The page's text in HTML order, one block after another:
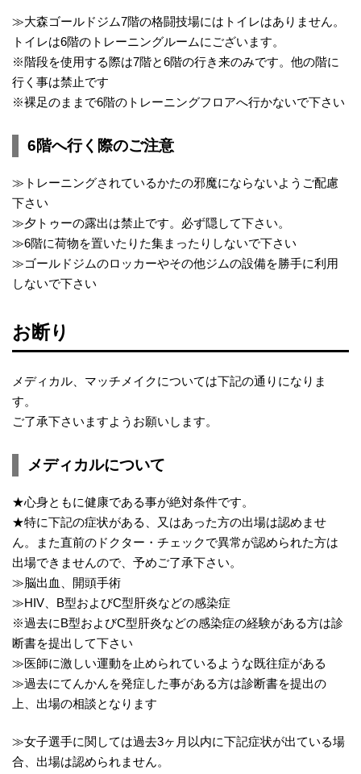
≫大森ゴールドジム7階の格闘技場にはトイレはありません。
トイレは6階のトレーニングルームにございます。
※階段を使用する際は7階と6階の行き来のみです。他の階に
行く事は禁止です
※裸足のままで6階のトレーニングフロアへ行かないで下さい
6階へ行く際のご注意
≫トレーニングされているかたの邪魔にならないようご配慮
下さい
≫夕トゥーの露出は禁止です。必ず隠して下さい。
≫6階に荷物を置いたりた集まったりしないで下さい
≫ゴールドジムのロッカーやその他ジムの設備を勝手に利用
しないで下さい
お断り
メディカル、マッチメイクについては下記の通りになりま
す。
ご了承下さいますようお願いします。
メディカルについて
★心身ともに健康である事が絶対条件です。
★特に下記の症状がある、又はあった方の出場は認めませ
ん。また直前のドクター・チェックで異常が認められた方は
出場できませんので、予めご了承下さい。
≫脳出血、開頭手術
≫HIV、B型およびC型肝炎などの感染症
※過去にB型およびC型肝炎などの感染症の経験がある方は診
断書を提出して下さい
≫医師に激しい運動を止められているような既往症がある
≫過去にてんかんを発症した事がある方は診断書を提出の
上、出場の相談となります
≫女子選手に関しては過去3ヶ月以内に下記症状が出ている場
合、出場は認められません。